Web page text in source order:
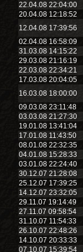
22.04.08 22:04:00
20.04.08 12:18:52
12.04.08 17:39:56
02.04.08 16:58:09
31.03.08 14:15:22
29.03.08 21:16:19
22.03.08 22:34:21
17.03.08 20:04:05
16.03.08 18:00:00
09.03.08 23:11:48
03.03.08 21:27:30
19.01.08 13:41:04
17.01.08 11:43:50
08.01.08 22:32:35
04.01.08 15:28:33
03.01.08 22:24:40
30.12.07 21:28:08
25.12.07 17:39:25
14.12.07 23:32:05
29.11.07 19:14:49
27.11.07 09:58:54
31.10.07 11:54:33
26.10.07 22:48:26
14.10.07 20:33:33
07.10.07 15:39:54